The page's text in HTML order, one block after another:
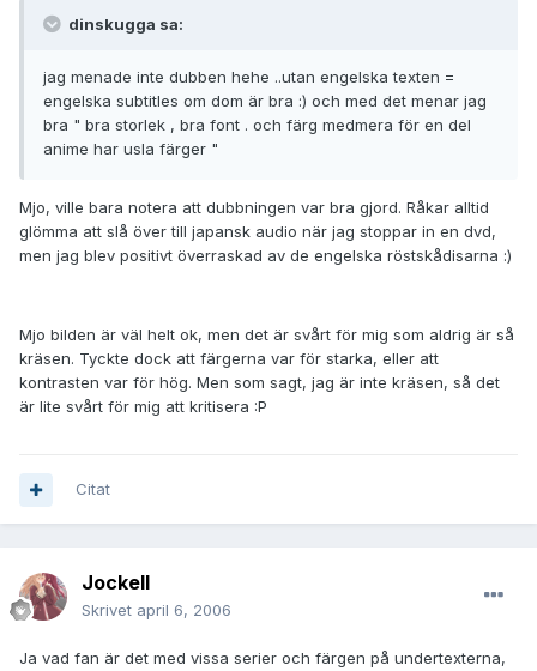
dinskugga sa:
jag menade inte dubben hehe ..utan engelska texten =
engelska subtitles om dom är bra :) och med det menar jag
bra " bra storlek , bra font . och färg medmera för en del
anime har usla färger "
Mjo, ville bara notera att dubbningen var bra gjord. Råkar alltid
glömma att slå över till japansk audio när jag stoppar in en dvd,
men jag blev positivt överraskad av de engelska röstskådisarna :)
Mjo bilden är väl helt ok, men det är svårt för mig som aldrig är så
kräsen. Tyckte dock att färgerna var för starka, eller att
kontrasten var för hög. Men som sagt, jag är inte kräsen, så det
är lite svårt för mig att kritisera :P
Citat
JockeII
Skrivet april 6, 2006
Ja vad fan är det med vissa serier och färgen på undertexterna,